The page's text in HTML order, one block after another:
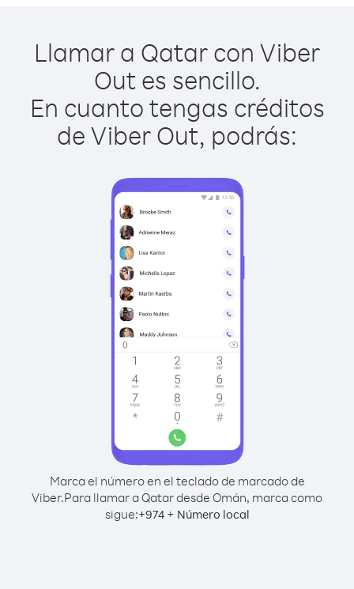
Llamar a Qatar con Viber
Out es sencillo.
En cuanto tengas créditos
de Viber Out, podrás:
Marca el número en el teclado de marcado de
Viber.Para llamar a Qatar desde Omán, marca como
sigue:+974+ Número local